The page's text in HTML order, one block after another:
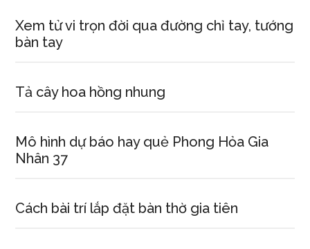
Xem tử vi trọn đời qua đường chỉ tay, tướng
bàn tay
Tả cây hoa hồng nhung
Mô hình dự báo hay quẻ Phong Hỏa Gia
Nhân 37
Cách bài trí lắp đặt bàn thờ gia tiên